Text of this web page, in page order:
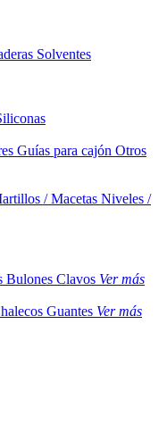
Solventes
Guías para cajón Otros
/ Macetas Niveles /
Bulones Clavos Ver más
Guantes Ver más